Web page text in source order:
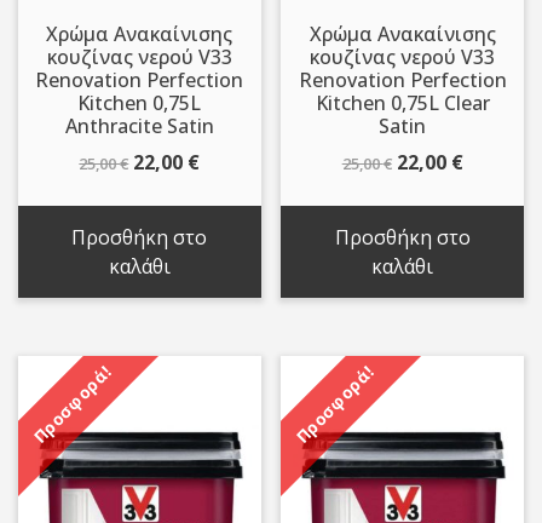
Χρώμα Ανακαίνισης
κουζίνας νερού V33
Renovation Perfection
Kitchen 0,75L
Anthracite Satin
25,00€ Original
25,00 €.
22,00 €Η
είναι:
Προσθήκη στο
καλάθι
Χρώμα Ανακαίνισης
κουζίνας νερού V33
Renovation Perfection
Kitchen 0,75L Clear
Satin
25,00€ Original
25,00 €.
22,00 €Η
είναι:
Προσθήκη στο
καλάθι
Προσφορά! Προσφορά!